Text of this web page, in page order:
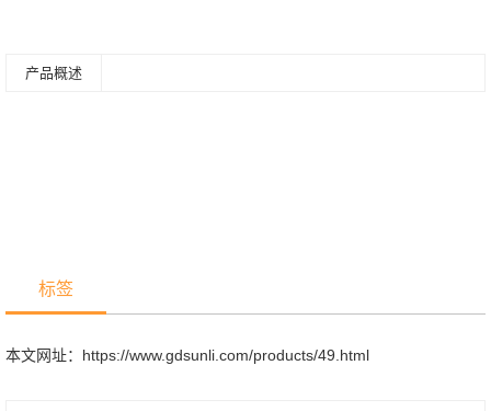
产品概述
标签
本文网址： https://www.gdsunli.com/products/49.html